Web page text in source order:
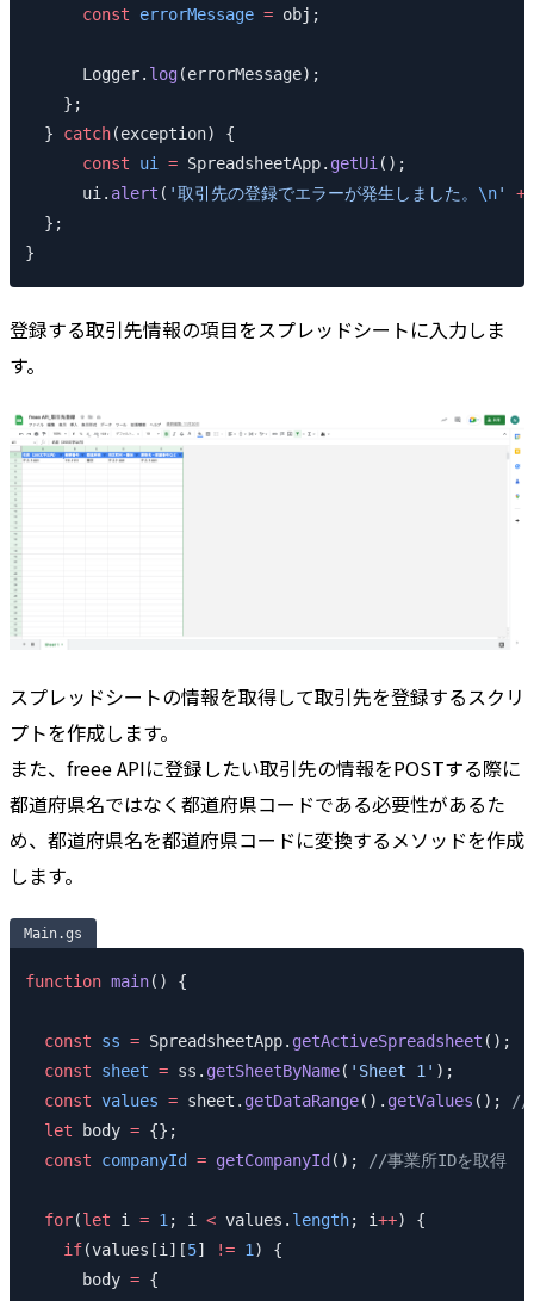
      const
errorMessage = obj;
      Logger.
log(errorMessage);
    };
  }
catch(exception) {
      const
ui = SpreadsheetApp. getUi ();
      ui.
alert ( '取引先の登録でエラーが発生しました。 \n' +
  };
}
登録する取引先情報の項目をスプレッドシートに入力しま
す。
スプレッドシートの情報を取得して取引先を登録するスクリ
プトを作成します。
また、freee APIに登録したい取引先の情報をPOSTする際に
都道府県名ではなく都道府県コードである必要性があるた
め、都道府県名を都道府県コードに変換するメソッドを作成
します。
Main.gs
function main() {
  const
ss = SpreadsheetApp. getActiveSpreadsheet ();
  const
sheet = ss. getSheetByName( 'Sheet 1' );
  const
values = sheet. getDataRange(). getValues ();
//
  let
body = {};
  const
companyId = getCompanyId (); //事業所IDを取得
  for
(let i = 1 ; i < values. length; i++) {
    if
(values[i][5] != 1 ) {
      body
= {